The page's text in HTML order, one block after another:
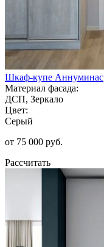
Шкаф-купе Аннуминас
Материал фасада:
ДСП, Зеркало
Цвет:
Серый
от 75 000 руб.
Рассчитать